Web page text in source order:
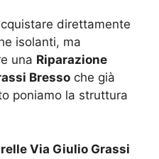
direttamente
isolanti, ma
una Riparazione
Bresso che già
poniamo la struttura
Via Giulio Grassi